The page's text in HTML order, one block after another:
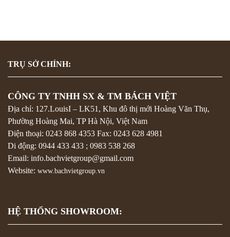
TRỤ SỞ CHÍNH:
CÔNG TY TNHH SX & TM BÁCH VIỆT
Địa chỉ: 127.LouisI – LK51, Khu đô thị mới Hoàng Văn Thụ,
Phường Hoàng Mai, TP Hà Nội, Việt Nam
Điện thoại: 0243 868 4353 Fax: 0243 628 4981
Di động: 0944 433 433 ; 0983 538 268
Email: info.bachvietgroup@gmail.com
Website: www.bachvietgroup.vn
HỆ THỐNG SHOWROOM: